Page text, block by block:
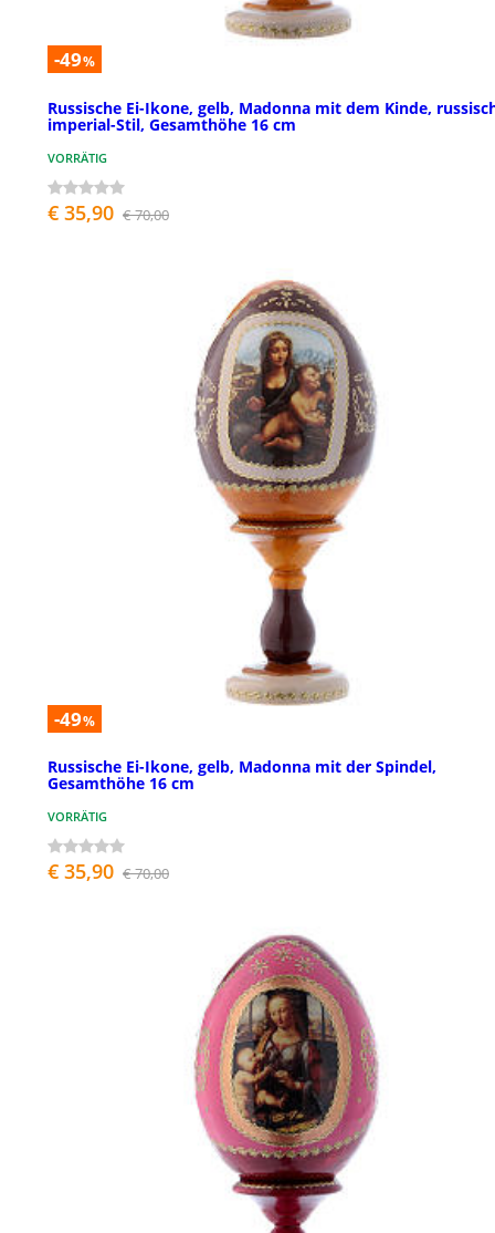
-49%
Russische Ei-Ikone, gelb, Madonna mit dem Kinde,
imperial-Stil, Gesamthöhe 16 cm
VORRÄTIG
€ 35,90 € 70,00
-49%
Russische Ei-Ikone, gelb, Madonna mit der Spindel,
Gesamthöhe 16 cm
VORRÄTIG
€ 35,90 € 70,00